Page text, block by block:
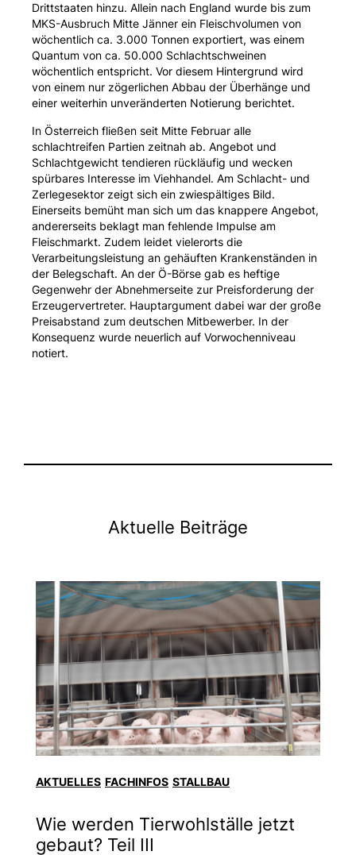
Drittstaaten hinzu. Allein nach England wurde bis zum
MKS-Ausbruch Mitte Jänner ein Fleischvolumen von
wöchentlich ca. 3.000 Tonnen exportiert, was einem
Quantum von ca. 50.000 Schlachtschweinen
wöchentlich entspricht. Vor diesem Hintergrund wird
von einem nur zögerlichen Abbau der Überhänge und
einer weiterhin unveränderten Notierung berichtet.
In Österreich fließen seit Mitte Februar alle
schlachtreifen Partien zeitnah ab. Angebot und
Schlachtgewicht tendieren rückläufig und wecken
spürbares Interesse im Viehhandel. Am Schlacht- und
Zerlegesektor zeigt sich ein zwiespältiges Bild.
Einerseits bemüht man sich um das knappere Angebot,
andererseits beklagt man fehlende Impulse am
Fleischmarkt. Zudem leidet vielerorts die
Verarbeitungsleistung an gehäuften Krankenständen in
der Belegschaft. An der Ö-Börse gab es heftige
Gegenwehr der Abnehmerseite zur Preisforderung der
Erzeugervertreter. Hauptargument dabei war der große
Preisabstand zum deutschen Mitbewerber. In der
Konsequenz wurde neuerlich auf Vorwochenniveau
notiert.
Aktuelle Beiträge
AKTUELLES FACHINFOS STALLBAU
Wie werden Tierwohlställe jetzt
gebaut? Teil III